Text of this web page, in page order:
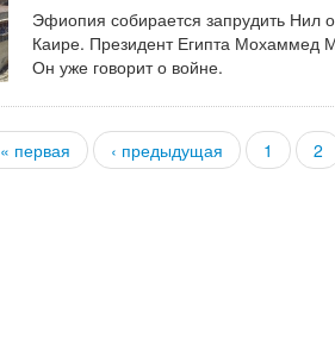
Эфиопия собирается запрудить
Каире. Президент Египта Мохаммед
Он уже говорит о войне.
« первая ‹ предыдущая 1 2